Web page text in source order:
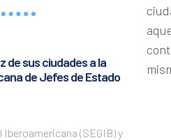
de sus ciudades a la
de Jefes de Estado
Iberoamericana (SEGIB) y